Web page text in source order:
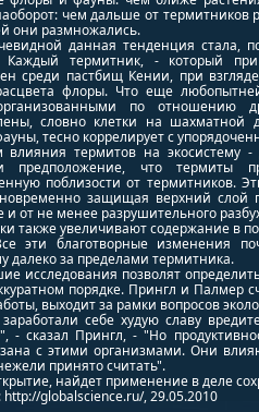
чем дальше от термитников
они размножались.
данная тенденция стала,
Каждый термитник, - который
среди пастбищ Кении, при
флоры. Что еще
по отношению
словно клетки на шахматной
тесно коррелирует с
влияния термитов на экосистему
предположение, что термиты
поблизости от термитников.
защищая верхний слой
и от не менее разрушительного
также увеличивают содержание в
эти благотворные изменения
далеко за пределами термитника.
исследования позволят
порядке. Прингл и Палмер
выходит за рамки вопросов
себе худую славу
- сказал Прингл, - "Но
с этими организмами. Они
принято считать".
найдет применение в деле
http://globalscience.ru/, 29.05.2010